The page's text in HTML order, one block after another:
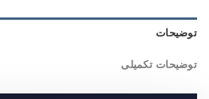
توضیحات
توضیحات تکمیلی